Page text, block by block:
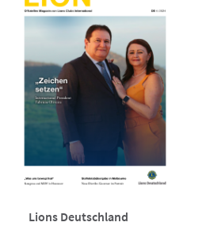
Lions Deutschland